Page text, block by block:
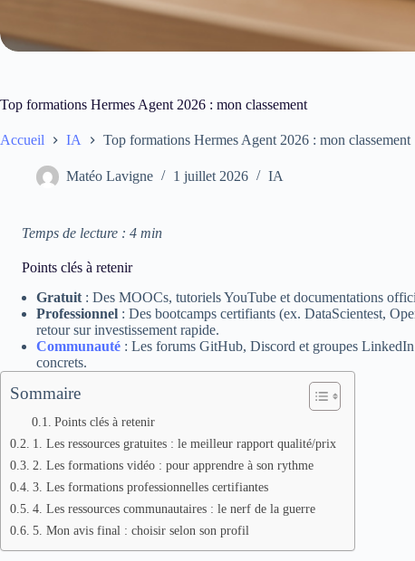
Top formations Hermes Agent 2026 : mon classement
Accueil IA Top formations Hermes Agent 2026 : mon classement
Matéo Lavigne 1 juillet 2026 IA
Temps de lecture : 4 min
Points clés à retenir
Gratuit : Des MOOCs, tutoriels YouTube et documentations
Professionnel : Des bootcamps certifiants (ex. DataScientest,
retour sur investissement rapide.
Communauté : Les forums GitHub, Discord et groupes
concrets.
Sommaire
Points clés à retenir
1. Les ressources gratuites : le meilleur rapport qualité/prix
2. Les formations vidéo : pour apprendre à son rythme
3. Les formations professionnelles certifiantes
4. Les ressources communautaires : le nerf de la guerre
5. Mon avis final : choisir selon son profil